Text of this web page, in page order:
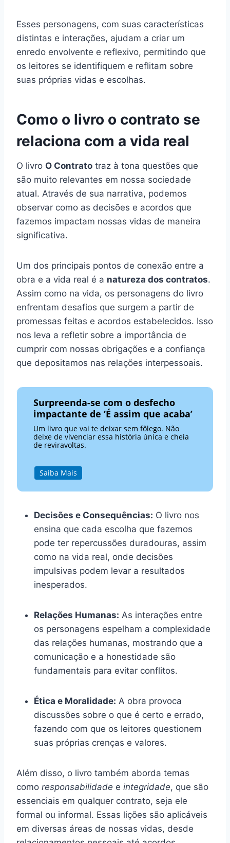
Esses personagens, com suas características
distintas e interações, ajudam a criar um
enredo envolvente e reflexivo, permitindo que
os leitores se identifiquem e reflitam sobre
suas próprias vidas e escolhas.
Como o livro o contrato se
relaciona com a vida real
O livro O Contrato traz à tona questões que
são muito relevantes em nossa sociedade
atual. Através de sua narrativa, podemos
observar como as decisões e acordos que
fazemos impactam nossas vidas de maneira
significativa.
Um dos principais pontos de conexão entre a
obra e a vida real é a natureza dos contratos.
Assim como na vida, os personagens do livro
enfrentam desafios que surgem a partir de
promessas feitas e acordos estabelecidos. Isso
nos leva a refletir sobre a importância de
cumprir com nossas obrigações e a confiança
que depositamos nas relações interpessoais.
Surpreenda-se com o desfecho
impactante de ‘É assim que acaba’
Um livro que vai te deixar sem fôlego. Não
deixe de vivenciar essa história única e cheia
de reviravoltas.
Saiba Mais
Decisões e Consequências: O livro nos
ensina que cada escolha que fazemos
pode ter repercussões duradouras, assim
como na vida real, onde decisões
impulsivas podem levar a resultados
inesperados.
Relações Humanas: As interações entre
os personagens espelham a complexidade
das relações humanas, mostrando que a
comunicação e a honestidade são
fundamentais para evitar conflitos.
Ética e Moralidade: A obra provoca
discussões sobre o que é certo e errado,
fazendo com que os leitores questionem
suas próprias crenças e valores.
Além disso, o livro também aborda temas
como responsabilidade e integridade, que são
essenciais em qualquer contrato, seja ele
formal ou informal. Essas lições são aplicáveis
em diversas áreas de nossas vidas, desde